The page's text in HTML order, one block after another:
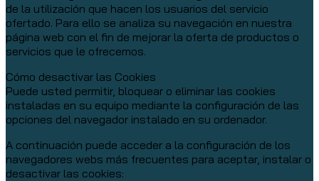
de la utilización que hacen los usuarios del servicio
ofertado. Para ello se analiza su navegación en nuestra
página web con el fin de mejorar la oferta de productos o
servicios que le ofrecemos.
Cómo desactivar las Cookies
Puede usted permitir, bloquear o eliminar las cookies
instaladas en su equipo mediante la configuración de las
opciones del navegador instalado en su ordenador.
A continuación puede acceder a la configuración de los
navegadores webs más frecuentes para aceptar, instalar o
desactivar las cookies: